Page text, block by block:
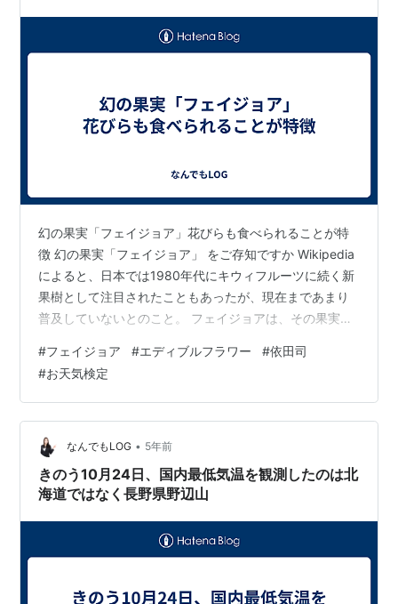
幻の果実「フェイジョア」花びらも食べられることが特
徴 幻の果実「フェイジョア」 をご存知ですか Wikipedia
によると、日本では1980年代にキウィフルーツに続く新
果樹として注目されたこともあったが、現在まであまり
普及していないとのこと。 フェイジョアは、その果実だ
けにして、炭酸水で割ったものは、甘みがあって、生で
も美味しく食べられて、彩りも良いことから、レストラ
ンなどでは、料理の飾り付けにも用いられることが多い
そうです。 こうした食用になる花のことを、エディブル
フラワーといいます。 エディブルフラワーの中では、珍
しく甘いんだそうです。 k…
#フェイジョア #エディブルフラワー #依田司
#お天気検定
なんでもLOG • 5年前
きのう10月24日、国内最低気温を観測したのは北
海道ではなく長野県野辺山